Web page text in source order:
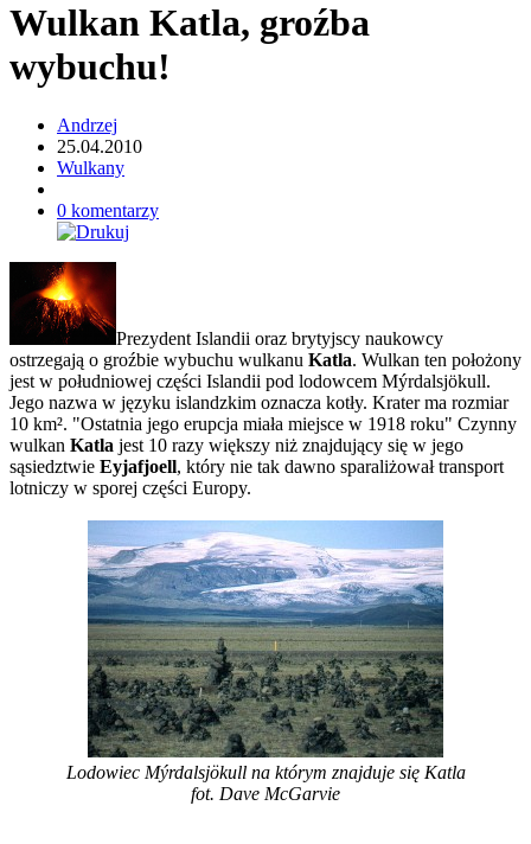
Wulkan Katla, groźba
wybuchu!
Andrzej
25.04.2010
Wulkany
0 komentarzy
Prezydent Islandii oraz brytyjscy naukowcy
ostrzegają o groźbie wybuchu wulkanu Katla. Wulkan ten położony
jest w południowej części Islandii pod lodowcem Mýrdalsjökull.
Jego nazwa w języku islandzkim oznacza kotły. Krater ma rozmiar
10 km². "Ostatnia jego erupcja miała miejsce w 1918 roku" Czynny
wulkan Katla jest 10 razy większy niż znajdujący się w jego
sąsiedztwie Eyjafjoell, który nie tak dawno sparaliżował transport
lotniczy w sporej części Europy.
Lodowiec Mýrdalsjökull na którym znajduje się Katla
fot. Dave McGarvie